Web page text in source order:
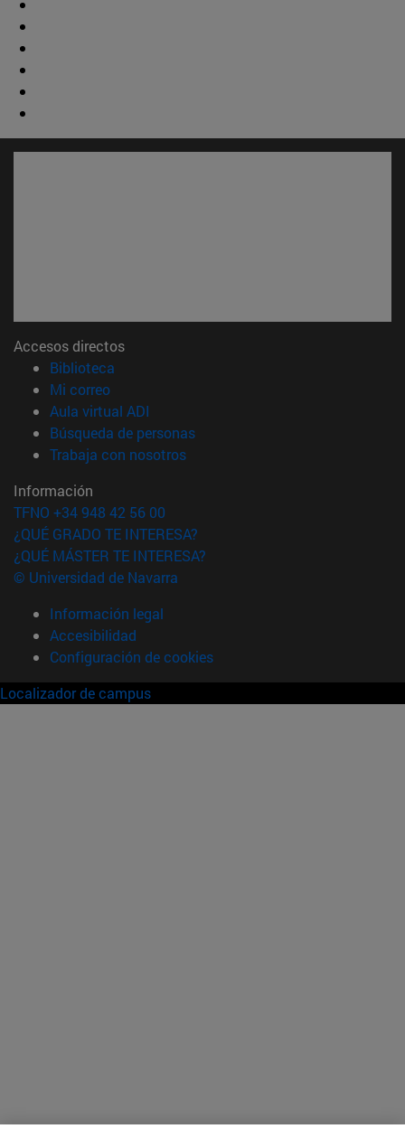
Accesos directos
Biblioteca
Mi correo(abre en nueva ventana)
Aula virtual ADI
Búsqueda de personas(abre en nueva ventana)
Trabaja con nosotros(abre en nueva ventana)
Información
TFNO +34 948 42 56 00
¿QUÉ GRADO TE INTERESA?
¿QUÉ MÁSTER TE INTERESA?
© Universidad de Navarra
Información legal
Accesibilidad
Configuración de cookies
Localizador de campus